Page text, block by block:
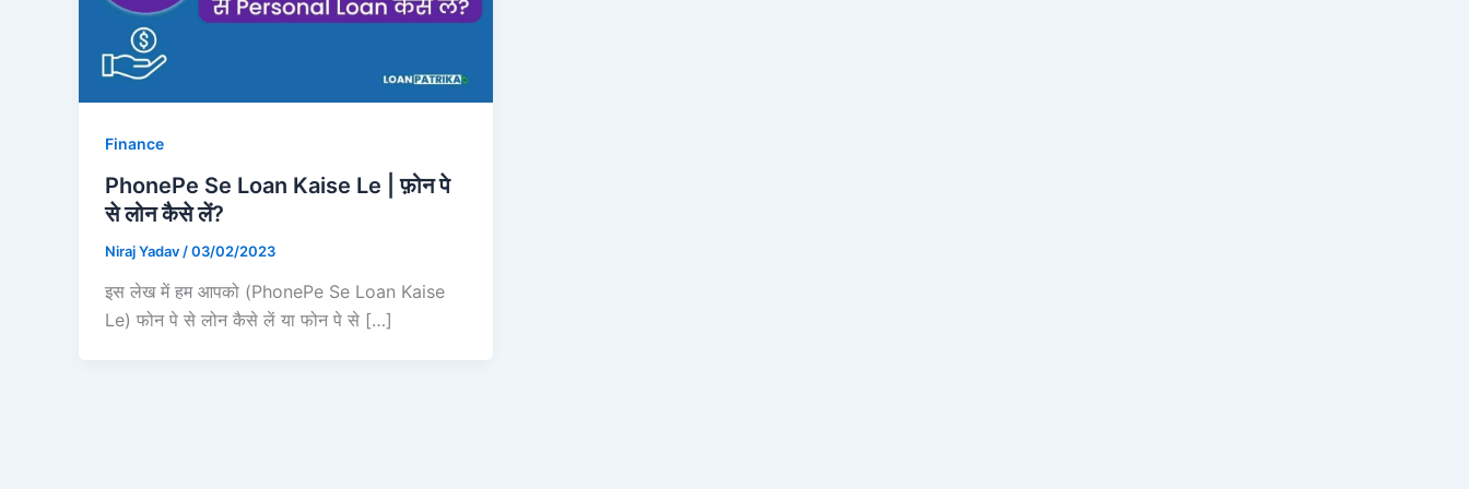
Finance
PhonePe Se Loan Kaise Le | फ़ोन पे
से लोन कैसे लें?
Niraj Yadav /03/02/2023
इस लेख में हम आपको (PhonePe Se Loan Kaise
Le) फोन पे से लोन कैसे लें या फोन पे से […]